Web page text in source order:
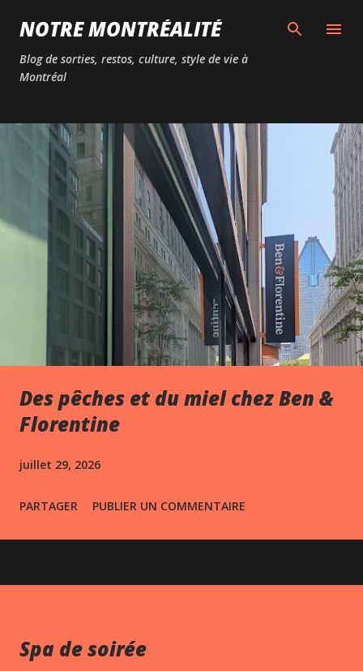
Passer au contenu principal
NOTRE MONTRÉALITÉ
Blog de sorties, restos, culture, style de vie à
Montréal
Des pêches et du miel chez Ben &
Florentine
juillet 29, 2026
PARTAGER PUBLIER UN COMMENTAIRE
Spa de soirée